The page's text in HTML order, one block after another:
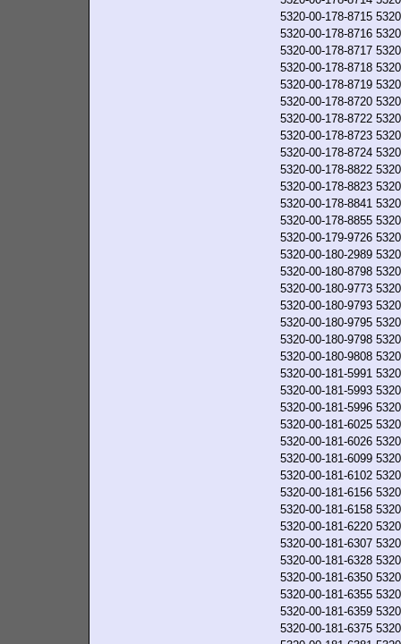
5320-00-178-8715
5320-00-178-8716
5320-00-178-8717
5320-00-178-8718
5320-00-178-8719
5320-00-178-8720
5320-00-178-8722
5320-00-178-8723
5320-00-178-8724
5320-00-178-8822
5320-00-178-8823
5320-00-178-8841
5320-00-178-8855
5320-00-179-9726
5320-00-180-2989
5320-00-180-8798
5320-00-180-9773
5320-00-180-9793
5320-00-180-9795
5320-00-180-9798
5320-00-180-9808
5320-00-181-5991
5320-00-181-5993
5320-00-181-5996
5320-00-181-6025
5320-00-181-6026
5320-00-181-6099
5320-00-181-6102
5320-00-181-6156
5320-00-181-6158
5320-00-181-6220
5320-00-181-6307
5320-00-181-6328
5320-00-181-6350
5320-00-181-6355
5320-00-181-6359
5320-00-181-6375